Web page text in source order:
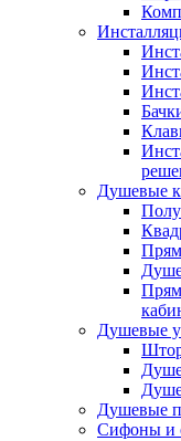
Душевые
Душевые
Душевые
Сифоны и